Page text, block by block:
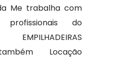
Me trabalha com
do
Locação